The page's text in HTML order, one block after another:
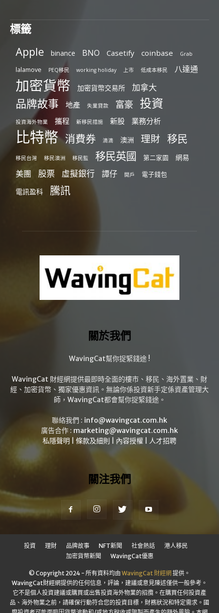
標籤
Apple binance BNO Casetify coinbase Grab
lalamove PEQ移民 working holiday 上市 低成本移民 八達通
加密貨幣 加密貨幣交易所 加拿大
品牌故事 地產 失業貸款 富豪 投資
投資海外物業 攜程 新移民措施 新股 業務分析
比特幣 消費券 滴滴 澳洲 理財 移民
移民台灣 移民澳洲 移民監 移民英國 第二家園 網易
美團 股票 虛擬銀行 譚仔 開戶 電子錢包
電訊盈科 騰訊
關於我們
WavingCat幫你捉緊錢途 !
WavingCat 財經網提供最即時全面的樓市、移民、海外置業、財
經、加密貨幣、獨家優惠資訊。無論你係投資新手定係資產管理大
師，WavingCat都會幫你捉緊錢途。
聯絡我們 : info@wavingcat.com.hk
廣告合作 : marketing@wavingcat.com.hk
私隱聲明
條款及細則 內容授權 人才招聘
關注我們
投資 理財 品牌故事 NFT新聞 社會熱話
港人移民
加密貨幣新聞
WavingCat優惠
© Copyright 2024 - 所有資料均由 WavingCat 財經網提供。
WavingCat財經網提供的任何信息，評論，建議或意見陳述僅供一般參考。
它不是個人投資建議或購買或出售投資海外物業的招攬。在購買任何投資產
品、海外物業之前，請確保行動符合您的投資目標，財務狀況和特定需求。國